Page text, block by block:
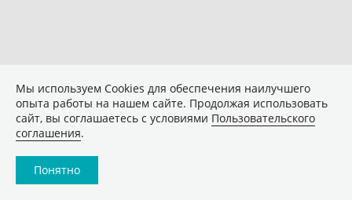
Мы используем Сookies для обеспечения наилучшего
опыта работы на нашем сайте. Продолжая использовать
сайт, вы соглашаетесь с условиями Пользовательского
соглашения.
Понятно